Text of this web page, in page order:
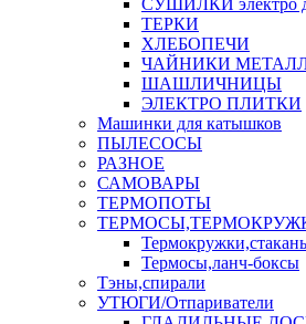
СУШИЛКИ электро
ТЕРКИ
ХЛЕБОПЕЧИ
ЧАЙНИКИ
ШАШЛИЧНИЦЫ
ЭЛЕКТРО ПЛИТКИ
Машинки для катышков
ПЫЛЕСОСЫ
РАЗНОЕ
САМОВАРЫ
ТЕРМОПОТЫ
Термосы,ланч-боксы
Тэны,спирали
УТЮГИ/Отпариватели